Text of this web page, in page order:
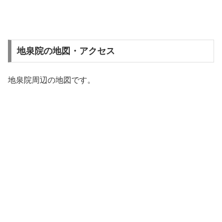
地泉院の地図・アクセス
地泉院周辺の地図です。